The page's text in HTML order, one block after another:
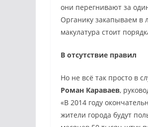
они перегнивают за
Органику закапываем в
макулатура стоит
В отсутствие правил
Но не всё так просто в
Роман Караваев,
«В 2014 году
жители города будут